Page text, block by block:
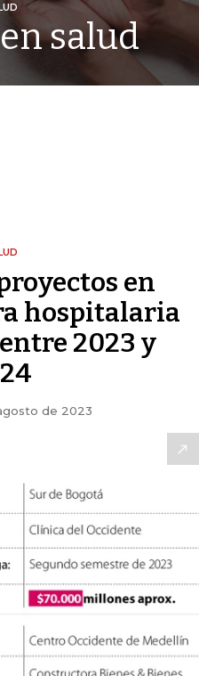
salud
en
hospitalaria
2023 y
de 2023